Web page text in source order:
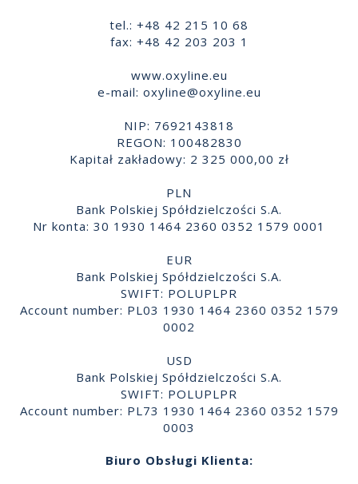
tel.: +48 42 215 10 68
fax: +48 42 203 203 1
www.oxyline.eu
e-mail: oxyline@oxyline.eu
NIP: 7692143818
REGON: 100482830
Kapitał zakładowy: 2 325 000,00 zł
PLN
Bank Polskiej Spółdzielczości S.A.
Nr konta: 30 1930 1464 2360 0352 1579 0001
EUR
Bank Polskiej Spółdzielczości S.A.
SWIFT: POLUPLPR
Account number: PL03 1930 1464 2360 0352 1579
0002
USD
Bank Polskiej Spółdzielczości S.A.
SWIFT: POLUPLPR
Account number: PL73 1930 1464 2360 0352 1579
0003
Biuro Obsługi Klienta: